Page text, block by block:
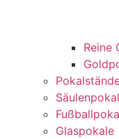
Reine
Glaspokale